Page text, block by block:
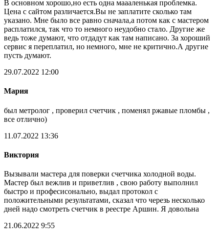
В основном хорошо,но есть одна маааленькая проблемка.
Цена с сайтом различается.Вы не заплатите сколько там
указано. Мне было все равно сначала,а потом как с мастером
расплатился, так что то немного неудобно стало. Другие же
ведь тоже думают, что отдадут как там написано. За хороший
сервис я переплатил, но немного, мне не критично.А другие
пусть думают.
29.07.2022 12:00
Мария
был метролог , проверил счетчик , поменял ржавые пломбы ,
все отлично)
11.07.2022 13:36
Виктория
Вызывали мастера для поверки счетчика холодной воды.
Мастер был вежлив и приветлив , свою работу выполнил
быстро и професисонально, выдал протокол с
положительными результатами, сказал что черезь несколько
дней надо смотреть счетчик в реестре Аршин. Я довольна
21.06.2022 9:55